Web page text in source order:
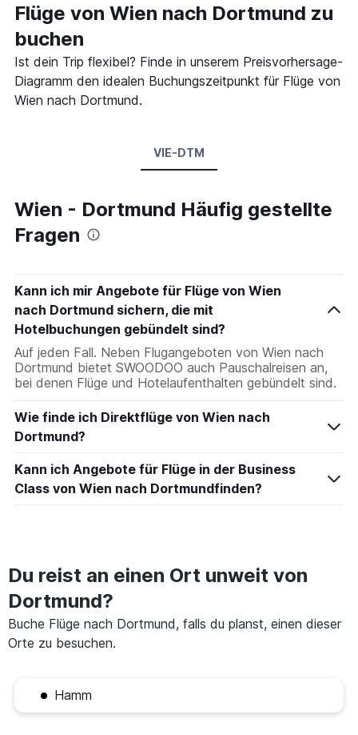
Flüge von Wien nach Dortmund zu
buchen
Ist dein Trip flexibel? Finde in unserem Preisvorhersage-
Diagramm den idealen Buchungszeitpunkt für Flüge von
Wien nach Dortmund.
VIE-DTM
Wien - Dortmund Häufig gestellte
Fragen
Kann ich mir Angebote für Flüge von Wien
nach Dortmund sichern, die mit
Hotelbuchungen gebündelt sind?
Auf jeden Fall. Neben Flugangeboten von Wien nach
Dortmund bietet SWOODOO auch Pauschalreisen an,
bei denen Flüge und Hotelaufenthalten gebündelt sind.
Wie finde ich Direktflüge von Wien nach
Dortmund?
Kann ich Angebote für Flüge in der Business
Class von Wien nach Dortmundfinden?
Du reist an einen Ort unweit von
Dortmund?
Buche Flüge nach Dortmund, falls du planst, einen dieser
Orte zu besuchen.
Hamm